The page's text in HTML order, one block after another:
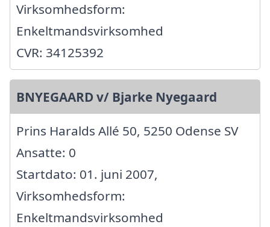
Virksomhedsform:
Enkeltmandsvirksomhed
CVR: 34125392
BNYEGAARD v/ Bjarke Nyegaard
Prins Haralds Allé 50, 5250 Odense SV
Ansatte: 0
Startdato: 01. juni 2007,
Virksomhedsform:
Enkeltmandsvirksomhed